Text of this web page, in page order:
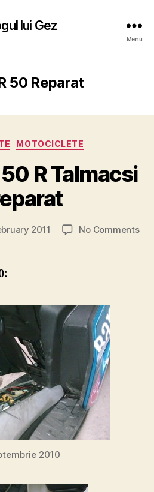
lui Gez
Menu
50 Reparat
Categories
MOTOCICLETE
R Talmacsi
2011 No Commentson
2010